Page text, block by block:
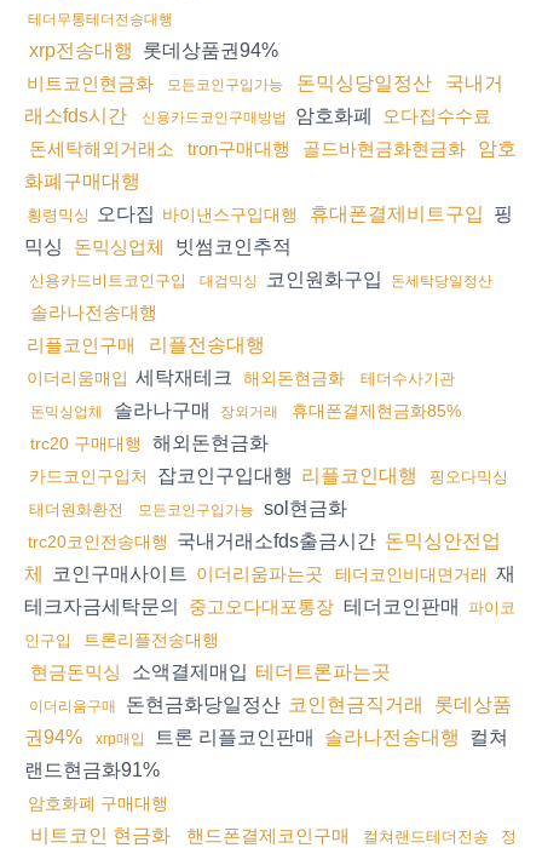
테더무통테더전송대행
xrp전송대행 롯데상품권94%
비트코인현금화 모든코인구입가능 돈믹싱당일정산
국내거
래소fds시간
신용카드코인구매방법 암호화폐
오다집수수료
돈세탁해외거래소
tron구매대행 골드바현금화현금화
암호
화폐구매대행
횡령믹싱 오다집 바이낸스구입대행 휴대폰결제비트구입
핑
믹싱
돈믹싱업체 빗썸코인추적
신용카드비트코인구입 대검믹싱 코인원화구입 돈세탁당일정산
솔라나전송대행
리플코인구매
리플전송대행
이더리움매입 세탁재테크 해외돈현금화 테더수사기관
돈믹싱업체 솔라나구매 장외거래
휴대폰결제현금화85%
trc20 구매대행
해외돈현금화
카드코인구입처 잡코인구입대행 리플코인대행
핑오다믹싱
태더원화환전
모든코인구입가능 sol현금화
trc20코인전송대행 국내거래소fds출금시간 돈믹싱안전업
체
코인구매사이트 이더리움파는곳 테더코인비대면거래 재
테크자금세탁문의
중고오다대포통장 테더코인판매
파이코
인구입
트론리플전송대행
현금돈믹싱 소액결제매입 테더트론파는곳
이더리움구매 돈현금화당일정산 코인현금직거래
롯데상품
권94%
xrp매입 트론 리플코인판매 솔라나전송대행
컬쳐
랜드현금화91%
암호화폐 구매대행
비트코인 현금화 핸드폰결제코인구매 컬쳐랜드테더전송
정